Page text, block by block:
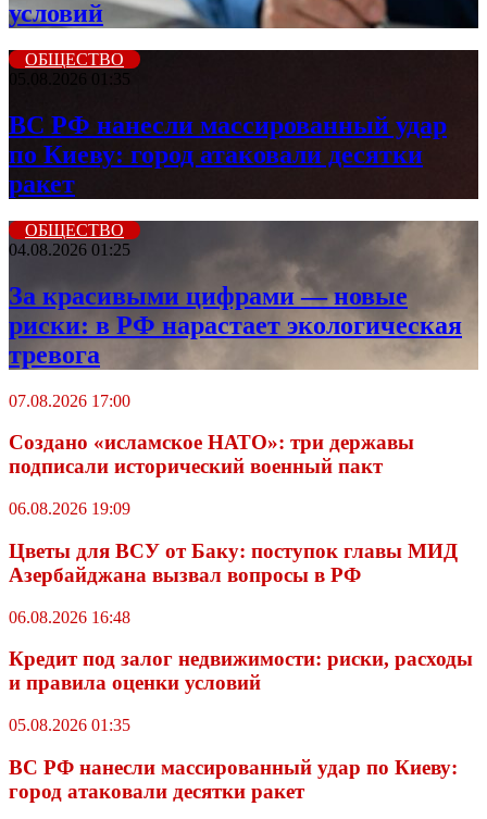
условий
ОБЩЕСТВО
05.08.2026 01:35
ВС РФ нанесли массированный удар
по Киеву: город атаковали десятки
ракет
ОБЩЕСТВО
04.08.2026 01:25
За красивыми цифрами — новые
риски: в РФ нарастает экологическая
тревога
07.08.2026 17:00
Создано «исламское НАТО»: три державы
подписали исторический военный пакт
06.08.2026 19:09
Цветы для ВСУ от Баку: поступок главы МИД
Азербайджана вызвал вопросы в РФ
06.08.2026 16:48
Кредит под залог недвижимости: риски, расходы
и правила оценки условий
05.08.2026 01:35
ВС РФ нанесли массированный удар по Киеву:
город атаковали десятки ракет